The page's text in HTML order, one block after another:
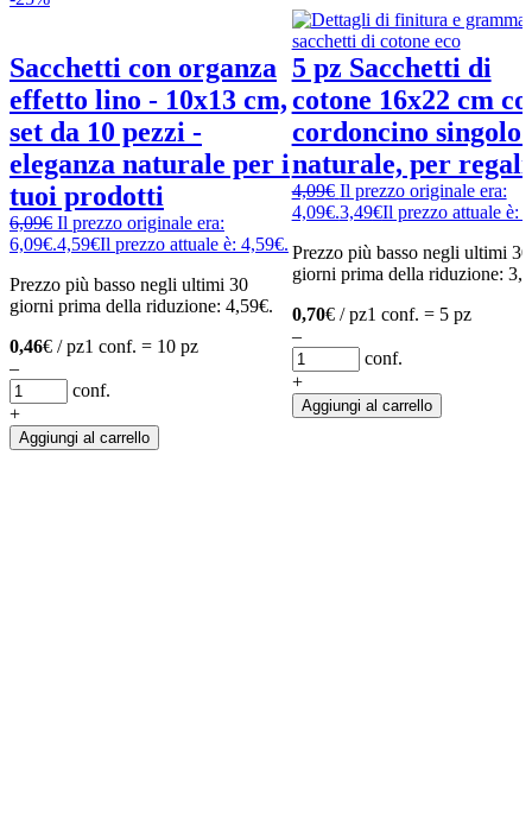
Sacchetti con organza
effetto lino - 10x13 cm,
set da 10 pezzi -
eleganza naturale per i
tuoi prodotti
6,09€ Il prezzo originale era:
6,09€.4,59€Il prezzo attuale è: 4,59€.
Prezzo più basso negli ultimi 30
giorni prima della riduzione: 4,59€.
0,46€ / pz1 conf. = 10 pz
–
conf.
+
Aggiungi al carrello
5 pz Sacchetti di
cotone 16x22 cm
cordoncino singolo
naturale, per regali
4,09€ Il prezzo originale era:
4,09€.3,49€Il prezzo attuale è:
Prezzo più basso negli ultimi 30
giorni prima della riduzione:
0,70€ / pz1 conf. = 5 pz
–
conf.
+
Aggiungi al carrello